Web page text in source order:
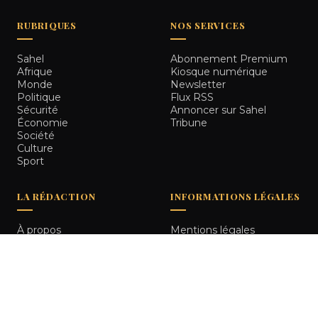
RUBRIQUES
Sahel
Afrique
Monde
Politique
Sécurité
Économie
Société
Culture
Sport
NOS SERVICES
Abonnement Premium
Kiosque numérique
Newsletter
Flux RSS
Annoncer sur Sahel
Tribune
LA RÉDACTION
À propos
INFORMATIONS LÉGALES
Mentions légales